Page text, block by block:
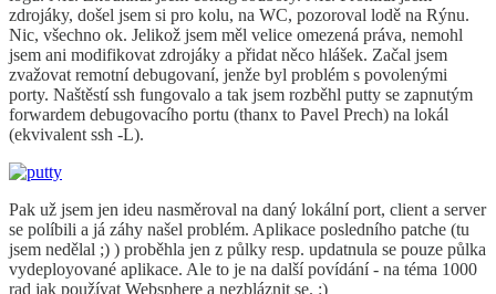
zdrojáky, došel jsem si pro kolu, na WC, pozoroval lodě na Rýnu.
Nic, všechno ok. Jelikož jsem měl velice omezená práva, nemohl
jsem ani modifikovat zdrojáky a přidat něco hlášek. Začal jsem
zvažovat remotní debugovaní, jenže byl problém s povolenými
porty. Naštěstí ssh fungovalo a tak jsem rozběhl putty se zapnutým
forwardem debugovacího portu (thanx to Pavel Prech) na lokál
(ekvivalent ssh -L).
Pak už jsem jen ideu nasměroval na daný lokální port, client a server
se políbili a já záhy našel problém. Aplikace posledního patche (tu
jsem nedělal ;) ) proběhla jen z půlky resp. updatnula se pouze půlka
vydeployované aplikace. Ale to je na další povídání - na téma 1000
rad jak používat Websphere a nezbláznit se. :)